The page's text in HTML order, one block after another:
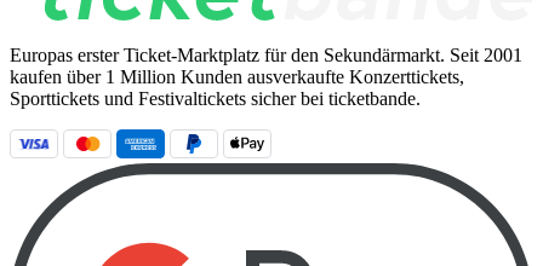
Europas erster Ticket-Marktplatz für den Sekundärmarkt. Seit 2001
kaufen über 1 Million Kunden ausverkaufte Konzerttickets,
Sporttickets und Festivaltickets sicher bei ticketbande.